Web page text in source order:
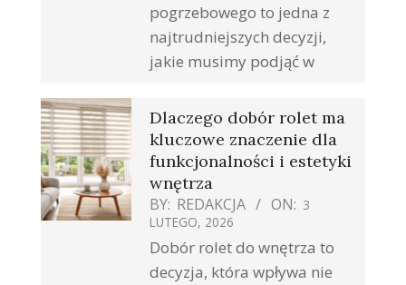
pogrzebowego to jedna z
najtrudniejszych decyzji,
jakie musimy podjąć w
Dlaczego dobór rolet ma
kluczowe znaczenie dla
funkcjonalności i estetyki
wnętrza
BY: REDAKCJA ON: 3
LUTEGO, 2026
Dobór rolet do wnętrza to
decyzja, która wpływa nie